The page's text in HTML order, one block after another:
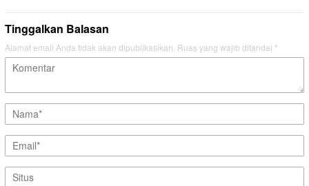
Tinggalkan Balasan
Alamat email Anda tidak akan dipublikasikan. Ruas yang wajib ditandai *